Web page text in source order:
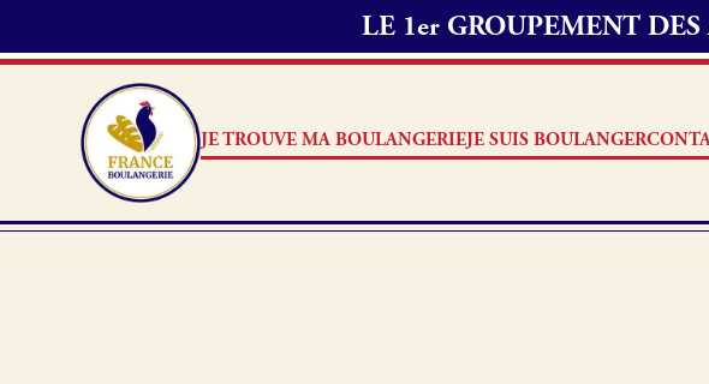
LE 1er GROUPEMENT
JE TROUVE MA BOULANGERIEJE SUIS BOULANGER